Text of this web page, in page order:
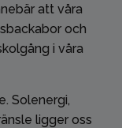
att våra
och
i våra
Solenergi,
ligger oss